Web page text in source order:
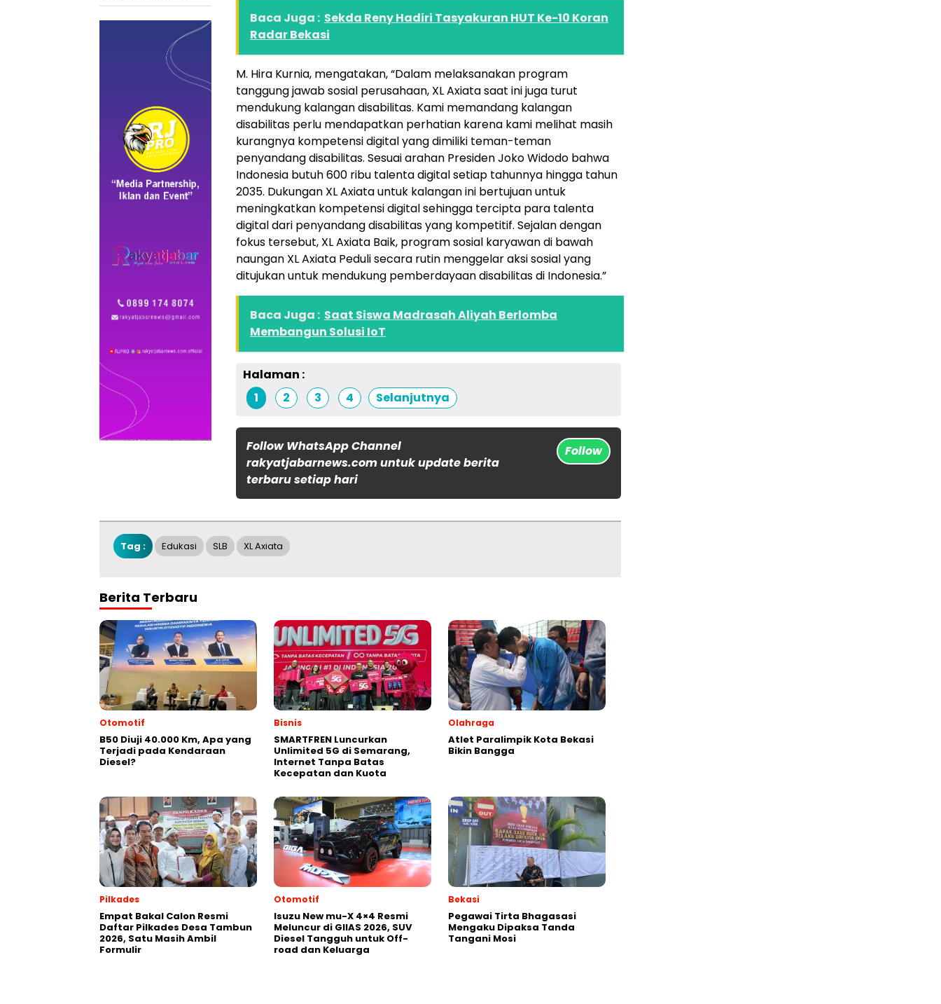
Baca Juga : Sekda Reny Hadiri Tasyakuran HUT Ke-10 Koran
Radar Bekasi
M. Hira Kurnia, mengatakan, “Dalam melaksanakan program
tanggung jawab sosial perusahaan, XL Axiata saat ini juga turut
mendukung kalangan disabilitas. Kami memandang kalangan
disabilitas perlu mendapatkan perhatian karena kami melihat masih
kurangnya kompetensi digital yang dimiliki teman-teman
penyandang disabilitas. Sesuai arahan Presiden Joko Widodo bahwa
Indonesia butuh 600 ribu talenta digital setiap tahunnya hingga tahun
2035. Dukungan XL Axiata untuk kalangan ini bertujuan untuk
meningkatkan kompetensi digital sehingga tercipta para talenta
digital dari penyandang disabilitas yang kompetitif. Sejalan dengan
fokus tersebut, XL Axiata Baik, program sosial karyawan di bawah
naungan XL Axiata Peduli secara rutin menggelar aksi sosial yang
ditujukan untuk mendukung pemberdayaan disabilitas di Indonesia.”
Baca Juga : Saat Siswa Madrasah Aliyah Berlomba
Membangun Solusi IoT
Halaman :
1
2 3 4 Selanjutnya
Follow WhatsApp Channel
rakyatjabarnews.com untuk update berita
terbaru setiap hari
Follow
Tag : Edukasi SLB XL Axiata
Berita Terbaru
Otomotif
B50 Diuji 40.000 Km, Apa yang
Terjadi pada Kendaraan
Diesel?
Bisnis
SMARTFREN Luncurkan
Unlimited 5G di Semarang,
Internet Tanpa Batas
Kecepatan dan Kuota
Olahraga
Atlet Paralimpik Kota Bekasi
Bikin Bangga
Pilkades
Empat Bakal Calon Resmi
Daftar Pilkades Desa Tambun
2026, Satu Masih Ambil
Formulir
Otomotif
Isuzu New mu-X 4×4 Resmi
Meluncur di GIIAS 2026, SUV
Diesel Tangguh untuk Off-
road dan Keluarga
Bekasi
Pegawai Tirta Bhagasasi
Mengaku Dipaksa Tanda
Tangani Mosi